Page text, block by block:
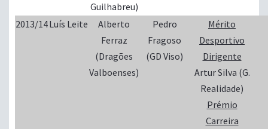
Guilhabreu)
2013/14Luís Leite
Alberto
Ferraz
(Dragões
Valboenses)
Pedro
Fragoso
(GD Viso)
Mérito
Desportivo
Dirigente
Artur Silva (G.
Realidade)
Prémio
Carreira